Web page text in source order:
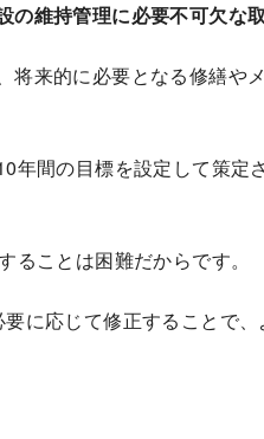
維持管理に必要不可欠な取
将来的に必要となる修繕や
年間の目標を設定して策
ることは困難だからです。
に応じて修正することで